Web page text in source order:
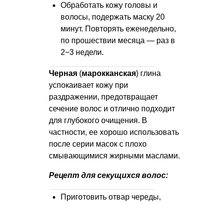
Обработать кожу головы и
волосы, подержать маску 20
минут. Повторять еженедельно,
по прошествии месяца — раз в
2−3 недели.
Черная (марокканская) глина
успокаивает кожу при
раздражении, предотвращает
сечение волос и отлично подходит
для глубокого очищения. В
частности, ее хорошо использовать
после серии масок с плохо
смывающимися жирными маслами.
Рецепт для секущихся волос:
Приготовить отвар череды,